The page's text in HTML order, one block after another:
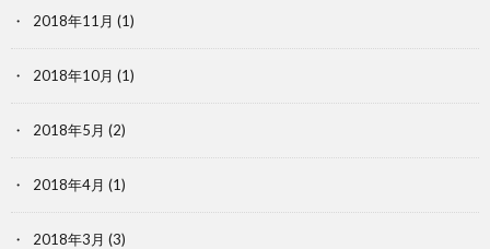
2018年11月 (1)
2018年10月 (1)
2018年5月 (2)
2018年4月 (1)
2018年3月 (3)